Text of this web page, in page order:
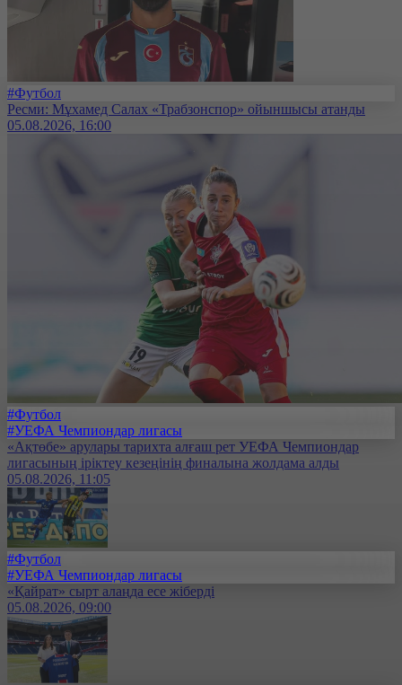
#Футбол
Ресми: Мұхамед Салах «Трабзонспор» ойыншысы атанды
05.08.2026, 16:00
#Футбол
#УЕФА Чемпиондар лигасы
«Ақтөбе» арулары тарихта алғаш рет УЕФА Чемпиондар
лигасының іріктеу кезеңінің финалына жолдама алды
05.08.2026, 11:05
#Футбол
#УЕФА Чемпиондар лигасы
«Қайрат» сырт алаңда есе жіберді
05.08.2026, 09:00